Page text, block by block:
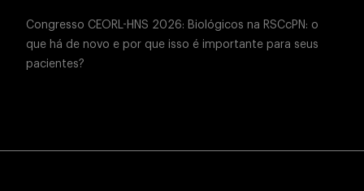
Congresso CEORL-HNS 2026: Biológicos na RSCcPN: o
que há de novo e por que isso é importante para seus
pacientes?